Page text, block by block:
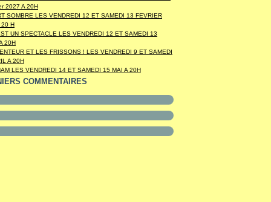
2027 A 20H
SOMBRE LES VENDREDI 12 ET SAMEDI 13 FEVRIER
20 H
UN SPECTACLE LES VENDREDI 12 ET SAMEDI 13
20H
ET LES FRISSONS ! LES VENDREDI 9 ET SAMEDI
A 20H
LES VENDREDI 14 ET SAMEDI 15 MAI A 20H
COMMENTAIRES